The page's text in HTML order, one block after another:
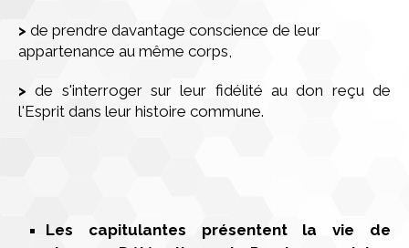
> de prendre davantage conscience de leur
appartenance au même corps,
>de s'interroger sur leur fidélité au don reçu de
l'Esprit dans leur histoire commune.
Les capitulantes présentent la vie de